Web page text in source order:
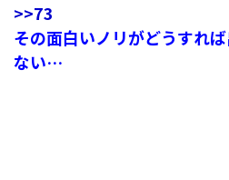
>>73
その面白いノリがどうすれ
ない…